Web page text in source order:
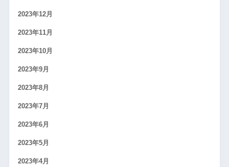
2023年12月
2023年11月
2023年10月
2023年9月
2023年8月
2023年7月
2023年6月
2023年5月
2023年4月